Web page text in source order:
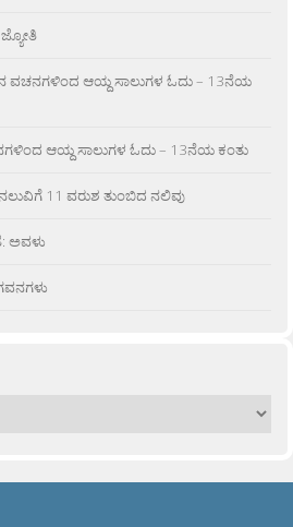
ವಚನಗಳಿಂದ ಆಯ್ದ ಸಾಲುಗಳ ಓದು – 13ನೆಯ
ಆಯ್ದ ಸಾಲುಗಳ ಓದು – 13ನೆಯ ಕಂತು
11 ವರುಶ ತುಂಬಿದ ನಲಿವು
ಅವಳು